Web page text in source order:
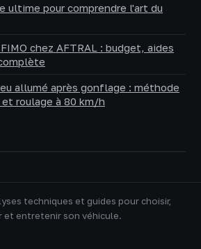
ultime pour comprendre l'art du
chez AFTRAL : budget, aides
allumé après gonflage : méthode
roulage à 80 km/h
techniques et guides pour choisir,
et entretenir son véhicule.